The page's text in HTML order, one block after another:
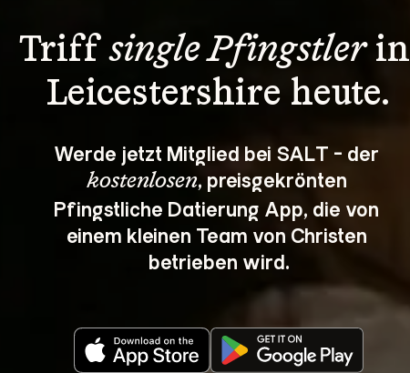
Triff single Pfingstler in
Leicestershire heute.
Werde jetzt Mitglied bei SALT - der
kostenlosen, preisgekrönten
Pfingstliche Datierung App, die von
einem kleinen Team von Christen
betrieben wird.